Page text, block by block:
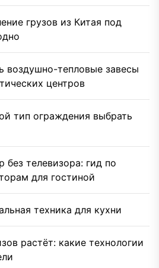
грузов из Китая под
воздушно-тепловые завесы
центров
тип ограждения выбрать
телевизора: гид по
для гостиной
техника для кухни
растёт: какие технологии